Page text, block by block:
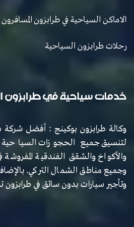
الاماكن السياحية في طرابزون
رحلات طرابزون السياحية
خدمات سياحية في طرابزون
وكالة طرابزون بوكينج : أفضل شركة
لتنسيق جميع الحجوزات
والأكواخ والشقق الفندقية
وجميع مناطق الشمال التركي.
وتأجير سيارات بدون سائق في طرابزون